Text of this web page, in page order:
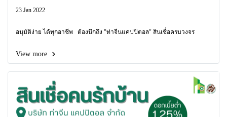
23 Jan 2022
อนุมัติง่าย ได้ทุกอาชีพ ต้องนึกถึง "ท่าจีนแคปปิตอล" สินเชื่อครบวงจร
View more